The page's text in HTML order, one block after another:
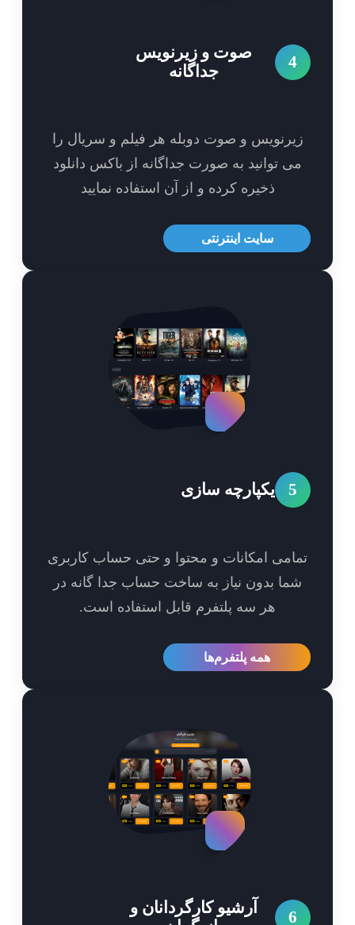
صوت و زیرنویس
جداگانه
و صوت دوبله هر فیلم و سریال را
توانید به صورت جداگانه از باکس دانلود
ذخیره کرده و از آن استفاده نمایید
سایت اینترنتی
یکپارچه سازی
امکانات و محتوا و حتی حساب کاربری
بدون نیاز به ساخت حساب جدا گانه در
هر سه پلتفرم قابل استفاده است.
همه پلتفرم‌ها
آرشیو کارگردانان و